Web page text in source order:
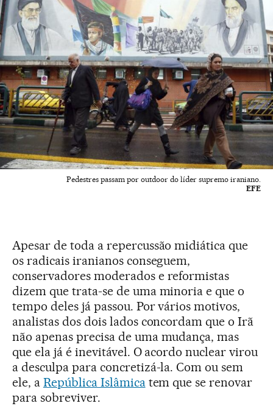
Pedestres passam por outdoor do líder supremo iraniano.
EFE
Apesar de toda a repercussão midiática que
os radicais iranianos conseguem,
conservadores moderados e reformistas
dizem que trata-se de uma minoria e que o
tempo deles já passou. Por vários motivos,
analistas dos dois lados concordam que o Irã
não apenas precisa de uma mudança, mas
que ela já é inevitável. O acordo nuclear virou
a desculpa para concretizá-la. Com ou sem
ele, a República Islâmicatem que se renovar
para sobreviver.